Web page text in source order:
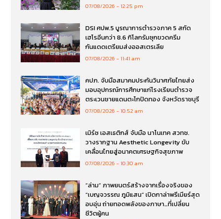
07/08/2026 12:25 pm
DSI ศปพ.5 บูรณาการตำรวจภาค 5 สกัด
เฮโรอีนกว่า 8.6 กิโลกรัมซุกขวดครีม
กันแดดเตรียมส่งออสเตรเลีย
07/08/2026 11:41 am
คปภ. จับมือสมาคมประกันวินาศภัยไทยส่ง
มอบอุปกรณ์การศึกษาแก่โรงเรียนตำรวจ
ตระเวนชายแดนตะโกปิดทอง จังหวัดราชบุรี
07/08/2026 10:52 am
เมิร์ซ เอสเธติกส์ จับมือ นาโนเทค สวทช.
วางรากฐาน Aesthetic Longevity ขับ
เคลื่อนไทยสู่อนาคตเศรษฐกิจสุขภาพ
07/08/2026 10:30 am
“ล่าม” ภาพยนตร์สร้างจากเรื่องจริงของ
“เบญจวรรณ ภูมิแสน” เปิดกาล่าพรีเมียร์สุด
อบอุ่น ถ่ายทอดพลังของภาษา…ที่เปลี่ยน
ชีวิตผู้คน